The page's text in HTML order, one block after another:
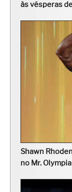
às vésperas
Shawn
no Mr.